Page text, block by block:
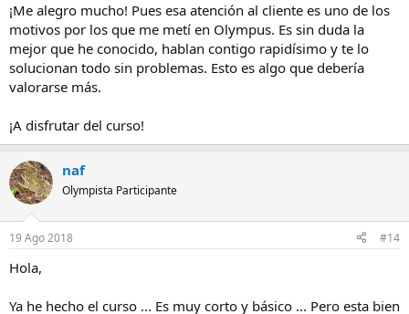
¡Me alegro mucho! Pues esa atención al cliente es uno de los
motivos por los que me metí en Olympus. Es sin duda la
mejor que he conocido, hablan contigo rapidísimo y te lo
solucionan todo sin problemas. Esto es algo que debería
valorarse más.
¡A disfrutar del curso!
naf
Olympista Participante
19 Ago 2018 #14
Hola,
Ya he hecho el curso ... Es muy corto y básico ... Pero esta bien